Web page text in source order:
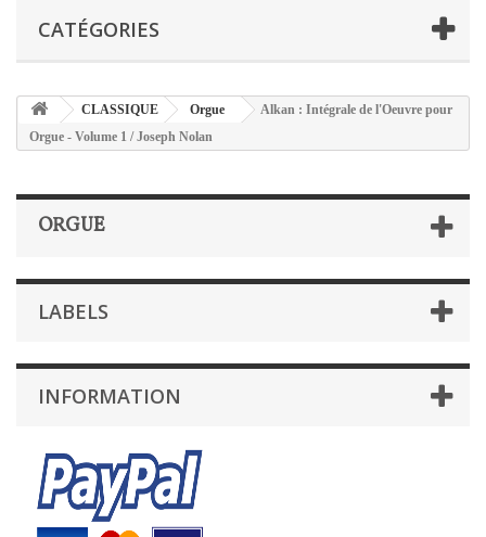
CATÉGORIES
CLASSIQUE Orgue
Alkan : Intégrale de l'Oeuvre pour
Orgue - Volume 1 / Joseph Nolan
ORGUE
LABELS
INFORMATION